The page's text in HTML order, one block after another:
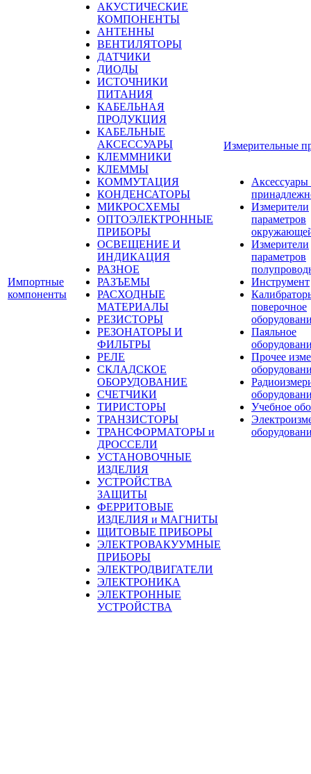
Импортные
компоненты
АКУСТИЧЕСКИЕ
КОМПОНЕНТЫ
АНТЕННЫ
ВЕНТИЛЯТОРЫ
ДАТЧИКИ
ДИОДЫ
ИСТОЧНИКИ
ПИТАНИЯ
КАБЕЛЬНАЯ
ПРОДУКЦИЯ
КАБЕЛЬНЫЕ
АКСЕССУАРЫ
КЛЕММНИКИ
КЛЕММЫ
КОММУТАЦИЯ
КОНДЕНСАТОРЫ
МИКРОСХЕМЫ
ОПТОЭЛЕКТРОННЫЕ
ПРИБОРЫ
ОСВЕЩЕНИЕ И
ИНДИКАЦИЯ
РАЗНОЕ
РАЗЪЕМЫ
РАСХОДНЫЕ
МАТЕРИАЛЫ
РЕЗИСТОРЫ
РЕЗОНАТОРЫ И
ФИЛЬТРЫ
РЕЛЕ
СКЛАДСКОЕ
ОБОРУДОВАНИЕ
СЧЕТЧИКИ
ТИРИСТОРЫ
ТРАНЗИСТОРЫ
ТРАНСФОРМАТОРЫ и
ДРОССЕЛИ
УСТАНОВОЧНЫЕ
ИЗДЕЛИЯ
УСТРОЙСТВА
ЗАЩИТЫ
ФЕРРИТОВЫЕ
ИЗДЕЛИЯ и МАГНИТЫ
ЩИТОВЫЕ ПРИБОРЫ
ЭЛЕКТРОВАКУУМНЫЕ
ПРИБОРЫ
ЭЛЕКТРОДВИГАТЕЛИ
ЭЛЕКТРОНИКА
ЭЛЕКТРОННЫЕ
УСТРОЙСТВА
Измерительные
Аксессуары
Измерители
параметров
Измерители
параметров
Инструмент
поверочное
Паяльное
Прочее
Учебное